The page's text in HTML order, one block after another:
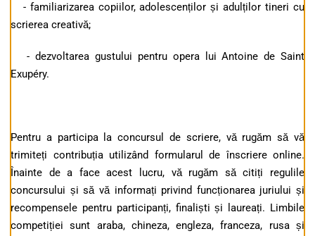
- familiarizarea copiilor, adolescenților și adulților tineri cu
scrierea creativă;
- dezvoltarea gustului pentru opera lui Antoine de Saint
Exupéry.
Pentru a participa la concursul de scriere, vă rugăm să vă
trimiteți contribuția utilizând formularul de înscriere online.
Înainte de a face acest lucru, vă rugăm să citiți regulile
concursului și să vă informați privind funcționarea juriului și
recompensele pentru participanți, finaliști și laureați. Limbile
competiției sunt araba, chineza, engleza, franceza, rusa și